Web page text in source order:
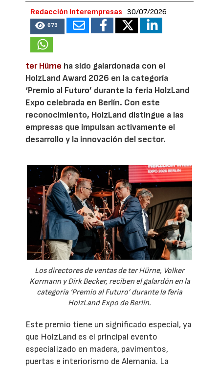
Redacción Interempresas 30/07/2026
673
ter Hürne ha sido galardonada con el
HolzLand Award 2026 en la categoría
‘Premio al Futuro’ durante la feria HolzLand
Expo celebrada en Berlín. Con este
reconocimiento, HolzLand distingue a las
empresas que impulsan activamente el
desarrollo y la innovación del sector.
Los directores de ventas de ter Hürne, Volker
Kormann y Dirk Becker, reciben el galardón en la
categoría ‘Premio al Futuro’ durante la feria
HolzLand Expo de Berlín.
Este premio tiene un significado especial, ya
que HolzLand es el principal evento
especializado en madera, pavimentos,
puertas e interiorismo de Alemania. La